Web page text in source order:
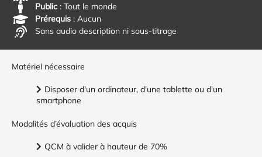
Public : Tout le monde
Prérequis : Aucun
Sans audio description ni sous-titrage
Matériel nécessaire
Disposer d'un ordinateur, d'une tablette ou d'un
smartphone
Modalités d’évaluation des acquis
QCM à valider à hauteur de 70%